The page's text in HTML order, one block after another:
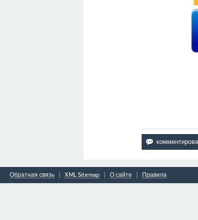
Обратная связь XML Sitemap О сайте Правила